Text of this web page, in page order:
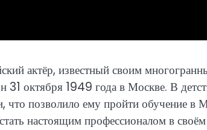
актёр, известный своим
31 октября 1949 года в Москве. В
позволило ему пройти обучение в
настоящим профессионалом в своём